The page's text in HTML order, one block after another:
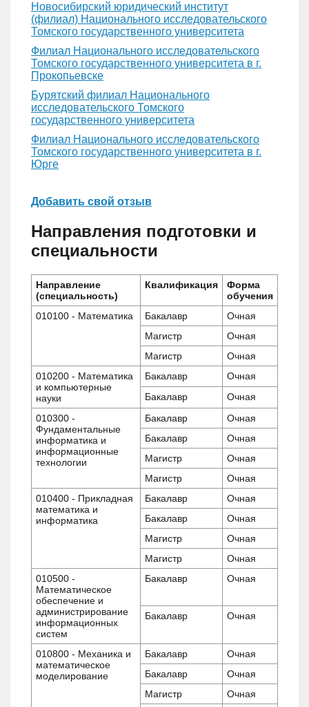
Новосибирский юридический институт
(филиал) Национального исследовательского
Томского государственного университета
Филиал Национального исследовательского
Томского государственного университета в г.
Прокопьевске
Бурятский филиал Национального
исследовательского Томского
государственного университета
Филиал Национального исследовательского
Томского государственного университета в г.
Юрге
Добавить свой отзыв
Направления подготовки и
специальности
Направление
(специальность)
Квалификация
Форма
обучения
010100 - Математика
Бакалавр
Очная
Магистр
Очная
Магистр
Очная
010200 - Математика
и компьютерные
науки
Бакалавр
Очная
Бакалавр
Очная
010300 -
Фундаментальные
информатика и
информационные
технологии
Бакалавр
Очная
Бакалавр
Очная
Магистр
Очная
Магистр
Очная
010400 - Прикладная
математика и
информатика
Бакалавр
Очная
Бакалавр
Очная
Магистр
Очная
Магистр
Очная
010500 -
Математическое
обеспечение и
администрирование
информационных
систем
Бакалавр Очная
Бакалавр Очная
010800 - Механика и
математическое
моделирование
Бакалавр
Очная
Бакалавр
Очная
Магистр
Очная